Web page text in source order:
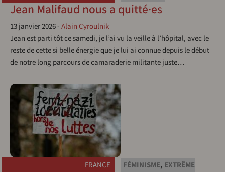
Jean Malifaud nous a quitté·es
13 janvier 2026-Alain Cyroulnik
Jean est parti tôt ce samedi, je l’ai vu la veille à l’hôpital, avec le
reste de cette si belle énergie que je lui ai connue depuis le début
de notre long parcours de camaraderie militante juste…
FRANCE FÉMINISME, EXTRÊME